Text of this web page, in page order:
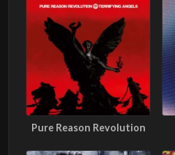
Pure Reason Revolution